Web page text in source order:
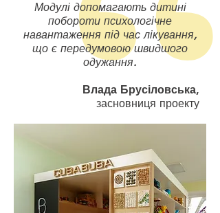
Модулі допомагають дитині
побороти психологічне
навантаження під час лікування,
що є передумовою швидшого
одужання.
Влада Брусіловська,
засновниця проекту